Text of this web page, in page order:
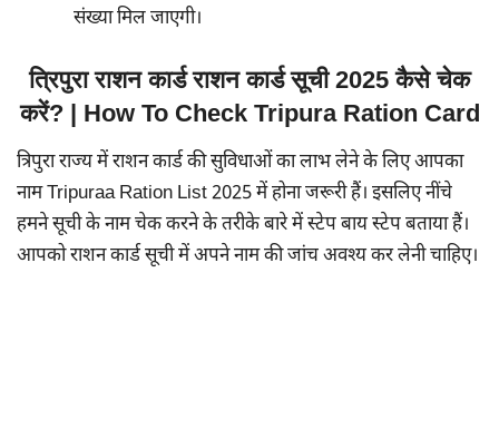
संख्या मिल जाएगी।
त्रिपुरा राशन कार्ड राशन कार्ड सूची 2025 कैसे चेक
करें? | How To Check Tripura Ration Card
त्रिपुरा राज्य में राशन कार्ड की सुविधाओं का लाभ लेने के लिए आपका
नाम Tripuraa Ration List 2025 में होना जरूरी हैं। इसलिए नींचे
हमने सूची के नाम चेक करने के तरीके बारे में स्टेप बाय स्टेप बताया हैं।
आपको राशन कार्ड सूची में अपने नाम की जांच अवश्य कर लेनी चाहिए।